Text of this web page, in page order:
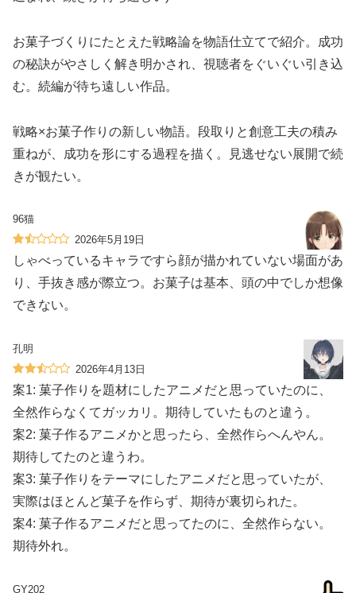
お菓子づくりにたとえた戦略論を物語仕立てで紹介。成功
の秘訣がやさしく解き明かされ、視聴者をぐいぐい引き込
む。続編が待ち遠しい作品。
戦略×お菓子作りの新しい物語。段取りと創意工夫の積み
重ねが、成功を形にする過程を描く。見逃せない展開で続
きが観たい。
96猫
2026年5月19日
しゃべっているキャラですら顔が描かれていない場面があ
り、手抜き感が際立つ。お菓子は基本、頭の中でしか想像
できない。
孔明
2026年4月13日
案1: 菓子作りを題材にしたアニメだと思っていたのに、
全然作らなくてガッカリ。期待していたものと違う。
案2: 菓子作るアニメかと思ったら、全然作らへんやん。
期待してたのと違うわ。
案3: 菓子作りをテーマにしたアニメだと思っていたが、
実際はほとんど菓子を作らず、期待が裏切られた。
案4: 菓子作るアニメだと思ってたのに、全然作らない。
期待外れ。
GY202